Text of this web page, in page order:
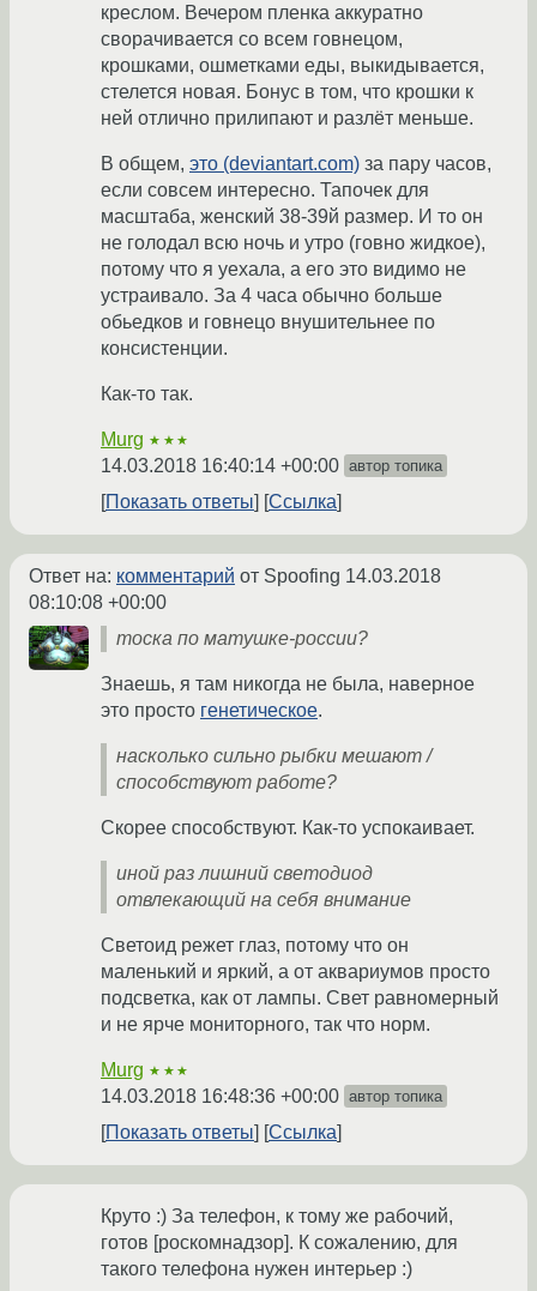
креслом. Вечером пленка аккуратно
сворачивается со всем говнецом,
крошками, ошметками еды, выкидывается,
стелется новая. Бонус в том, что крошки к
ней отлично прилипают и разлёт меньше.
В общем, это (deviantart.com) за пару часов,
если совсем интересно. Тапочек для
масштаба, женский 38-39й размер. И то он
не голодал всю ночь и утро (говно жидкое),
потому что я уехала, а его это видимо не
устраивало. За 4 часа обычно больше
обьедков и говнецо внушительнее по
консистенции.
Как-то так.
Murg ★★★
14.03.2018 16:40:14 +00:00 автор топика
Показать ответы Ссылка
Ответ на: комментарий от Spoofing 14.03.2018
08:10:08 +00:00
тоска по матушке-россии?
Знаешь, я там никогда не была, наверное
это просто генетическое.
насколько сильно рыбки мешают /
способствуют работе?
Скорее способствуют. Как-то успокаивает.
иной раз лишний светодиод
отвлекающий на себя внимание
Светоид режет глаз, потому что он
маленький и яркий, а от аквариумов просто
подсветка, как от лампы. Свет равномерный
и не ярче мониторного, так что норм.
Murg ★★★
14.03.2018 16:48:36 +00:00 автор топика
Показать ответы Ссылка
Круто :) За телефон, к тому же рабочий,
готов [роскомнадзор]. К сожалению, для
такого телефона нужен интерьер :)